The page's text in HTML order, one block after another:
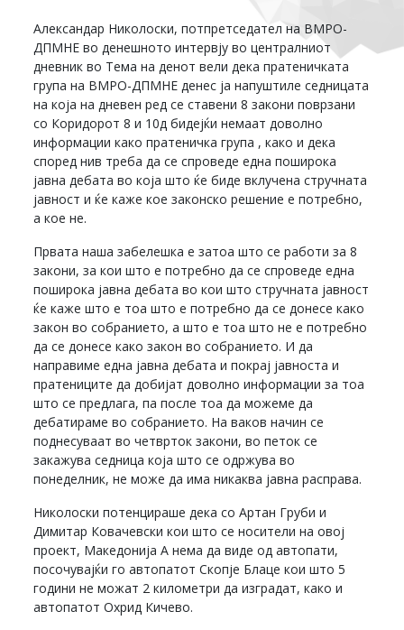
Александар Николоски, потпретседател на ВМРО-
ДПМНЕ во денешното интервју во централниот
дневник во Тема на денот вели дека пратеничката
група на ВМРО-ДПМНЕ денес ја напуштиле седницата
на која на дневен ред се ставени 8 закони поврзани
со Коридорот 8 и 10д бидејќи немаат доволно
информации како пратеничка група , како и дека
според нив треба да се спроведе една поширока
јавна дебата во која што ќе биде вклучена стручната
јавност и ќе каже кое законско решение е потребно,
а кое не.
Првата наша забелешка е затоа што се работи за 8
закони, за кои што е потребно да се спроведе една
поширока јавна дебата во кои што стручната јавност
ќе каже што е тоа што е потребно да се донесе како
закон во собранието, а што е тоа што не е потребно
да се донесе како закон во собранието. И да
направиме една јавна дебата и покрај јавноста и
пратениците да добијат доволно информации за тоа
што се предлага, па после тоа да можеме да
дебатираме во собранието. На ваков начин се
поднесуваат во четврток закони, во петок се
закажува седница која што се одржува во
понеделник, не може да има никаква јавна расправа.
Николоски потенцираше дека со Артан Груби и
Димитар Ковачевски кои што се носители на овој
проект, Македонија А нема да виде од автопати,
посочувајќи го автопатот Скопје Блаце кои што 5
години не можат 2 километри да изградат, како и
автопатот Охрид Кичево.